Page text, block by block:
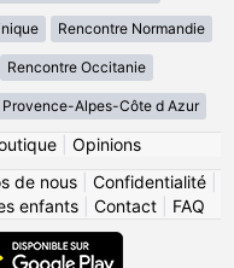
Rencontre Normandie
Rencontre Occitanie
Provence-Alpes-Côte d Azur
| Opinions
de nous Confidentialité
enfants| Contact| FAQ